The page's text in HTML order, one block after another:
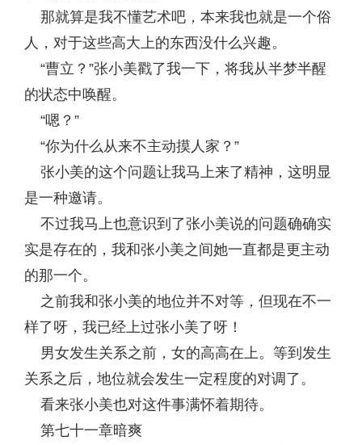
那就算是我不懂艺术吧，本来我也就是一个俗
人，对于这些高大上的东西没什么兴趣。
“曹立？”张小美戳了我一下，将我从半梦半醒
的状态中唤醒。
“嗯？”
“你为什么从来不主动摸人家？”
张小美的这个问题让我马上来了精神，这明显
是一种邀请。
不过我马上也意识到了张小美说的问题确确实
实是存在的，我和张小美之间她一直都是更主动
的那一个。
之前我和张小美的地位并不对等，但现在不一
样了呀，我已经上过张小美了呀！
男女发生关系之前，女的高高在上。等到发生
关系之后，地位就会发生一定程度的对调了。
看来张小美也对这件事满怀着期待。
第七十一章暗爽